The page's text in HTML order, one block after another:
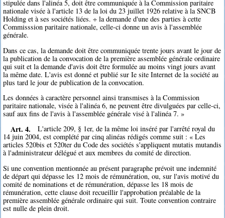
stipulée dans l'alinéa 5, doit être communiquée à la Commission paritaire
nationale visée à l'article 13 de la loi du 23 juillet 1926 relative à la SNCB
Holding et à ses sociétés liées. ÷ la demande d'une des parties à cette
Commisssion paritaire nationale, celle-ci donne un avis à l'assemblée
générale.
Dans ce cas, la demande doit être communiquée trente jours avant le jour de
la publication de la convocation de la première assemblée générale ordinaire
qui suit et la demande d'avis doit être formulée au moins vingt jours avant
la même date. L'avis est donné et publié sur Ie site Internet de la société au
plus tard le jour de publication de la convocation.
Les données à caractère personnel ainsi transmises à la Commission
paritaire nationale, visée à l'alinéa 6, ne peuvent être divulguées par celle-ci,
sauf aux fins de l'avis à l'assemblée générale visé à l'alinéa 7. »
Art. 4.
L'article 209, § 1er, de la même loi inséré par l'arrêté royal du
14 juin 2004, est complété par cinq alinéas rédigés comme suit : « Les
articles 520bis et 520ter du Code des sociétés s'appliquent mutatis mutandis
à l'administrateur délégué et aux membres du comité de direction.
Si une convention mentionnée au présent paragraphe prévoit une indemnité
de départ qui dépasse les 12 mois de rémunération, ou, sur l'avis motivé du
comité de nominations et de rémunération, dépasse les 18 mois de
rémunération, cette clause doit recueillir l'approbation préalable de la
première assemblée générale ordinaire qui suit. Toute convention contraire
est nulle de plein droit.